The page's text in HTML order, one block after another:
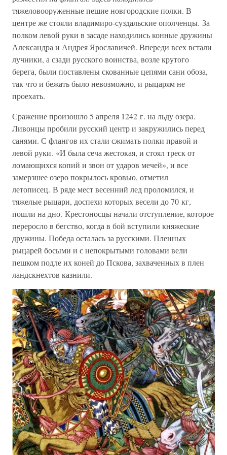
тяжеловооруженные пешие новгородские полки. В
центре же стояли владимиро-суздальские ополченцы. За
полком левой руки в засаде находились конные дружины
Александра и Андрея Ярославичей. Впереди всех встали
лучники, а сзади русского воинства, возле крутого
берега, были поставлены скованные цепями сани обоза,
так что и бежать было невозможно, и рыцарям не
проехать.
Сражение произошло 5 апреля 1242 г. на льду озера.
Ливонцы пробили русский центр и закружились перед
санями. С флангов их стали сжимать полки правой и
левой руки. «И была сеча жестокая, и стоял треск от
ломающихся копий и звон от ударов мечей», и все
замерзшее озеро покрылось кровью, отметил
летописец. В ряде мест весенний лед проломился, и
тяжелые рыцари, доспехи которых весели до 70 кг,
пошли на дно. Крестоносцы начали отступление, которое
переросло в бегство, когда в бой вступили княжеские
дружины. Победа осталась за русскими. Пленных
рыцарей босыми и с непокрытыми головами вели
пешком подле их коней до Пскова, захваченных в плен
ландскнехтов казнили.